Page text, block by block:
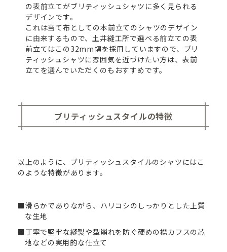
の表前立てがブリティッシュシャツに多く見られる
デザインです。
これは当て布としての本前立てのシャツのデザイン
に由来するもので、土井縫工所で選べる前立ての表
前立てはこの32mm幅を採用していますので、ブリ
ティッシュシャツに雰囲気を近づけたい方は、表前
立てを選んでいただくのもおすすめです。
ブリティッシュスタイルの特徴
以上のように、ブリティッシュスタイルのシャツにはこ
のような特徴があります。
■滑らかでありながら、ハリコシのしっかりとした上質
な生地
■丁寧で堅牢な縫製や型崩れを防ぐ硬めの襟カフスの芯
地などの実用的な仕立て